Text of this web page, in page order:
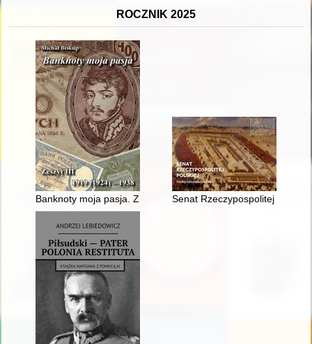
ROCZNIK 2025
Banknoty moja pasja. Z. 3, Senat Rzeczypospolitej